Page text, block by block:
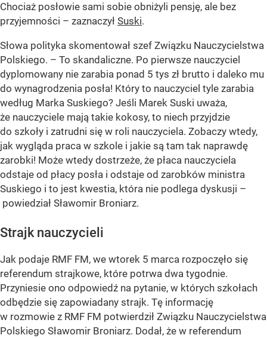
Chociaż posłowie sami sobie obniżyli pensję, ale bez
przyjemności – zaznaczył Suski.
Słowa polityka skomentował szef Związku Nauczycielstwa
Polskiego. – To skandaliczne. Po pierwsze nauczyciel
dyplomowany nie zarabia ponad 5 tys zł brutto i daleko mu
do wynagrodzenia posła! Który to nauczyciel tyle zarabia
według Marka Suskiego? Jeśli Marek Suski uważa,
że nauczyciele mają takie kokosy, to niech przyjdzie
do szkoły i zatrudni się w roli nauczyciela. Zobaczy wtedy,
jak wygląda praca w szkole i jakie są tam tak naprawdę
zarobki! Może wtedy dostrzeże, że płaca nauczyciela
odstaje od płacy posła i odstaje od zarobków ministra
Suskiego i to jest kwestia, która nie podlega dyskusji –
powiedział Sławomir Broniarz.
Strajk nauczycieli
Jak podaje RMF FM, we wtorek 5 marca rozpoczęło się
referendum strajkowe, które potrwa dwa tygodnie.
Przyniesie ono odpowiedź na pytanie, w których szkołach
odbędzie się zapowiadany strajk. Tę informację
w rozmowie z RMF FM potwierdził Związku Nauczycielstwa
Polskiego Sławomir Broniarz. Dodał, że w referendum